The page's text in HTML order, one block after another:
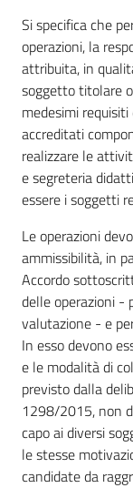
Si specifica che
operazioni, la
attribuita, in
soggetto titolare
medesimi
accreditati
realizzare le
e segreteria
essere i soggetti
Le operazioni
ammissibilità, in
Accordo
delle operazioni -
valutazione - e
In esso devono
e le modalità di
previsto dalla
1298/2015, non
capo ai diversi
le stesse
candidate da